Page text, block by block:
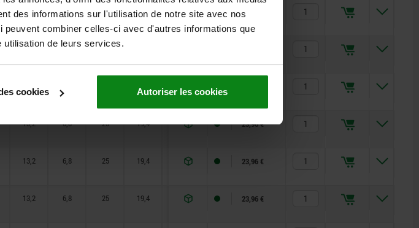
des informations sur l'utilisation de notre site avec nos
combiner celles-ci avec d'autres informations que
de leurs services.
cookies Autoriser les cookies
13,2 6,8 25 19,4 21,8 6 22,66 €
13,2 6,8 25
13,2 19,4 31,8
13,2 6,8 25 19,4 36,8 6 23,96 €
13,2 6,8 25 19,4 41,8 23,96 €
13,2 6,8 25 19,4 46,8 23,96 €